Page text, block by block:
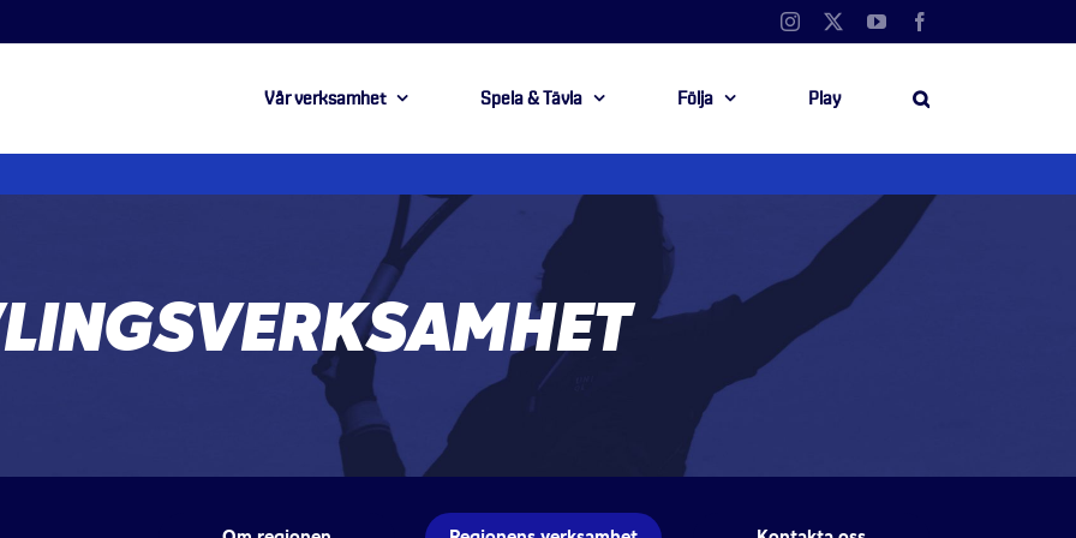
Instagram YouTube
Vår verksamhet Spela & Tävla Följa Play